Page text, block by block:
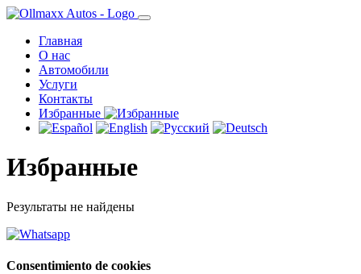
Главная
О нас
Автомобили
Услуги
Контакты
Избранные
Избранные
Результаты не найдены
Consentimiento de cookies